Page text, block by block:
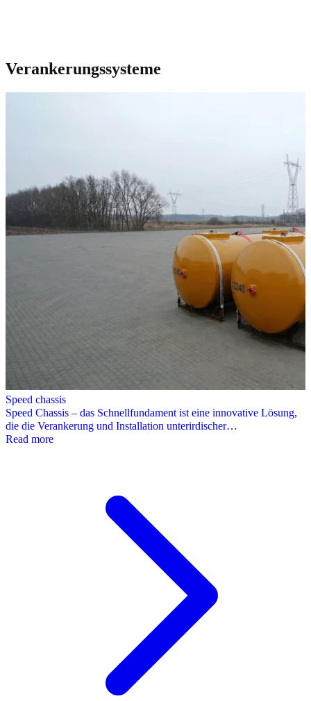
Verankerungssysteme
Speed chassis
Speed Chassis – das Schnellfundament ist eine innovative Lösung,
die die Verankerung und Installation unterirdischer…
Read more